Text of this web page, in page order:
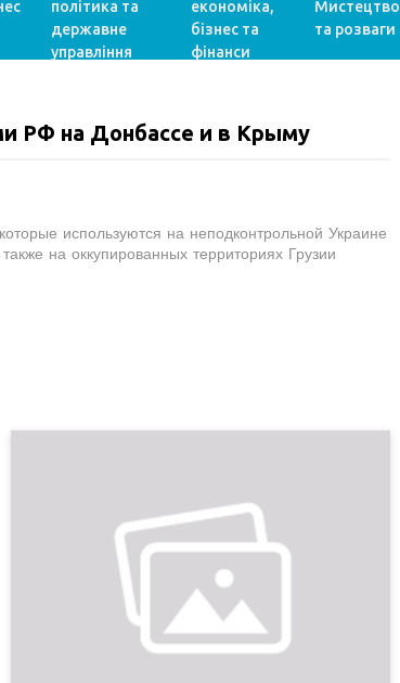
політика та
державне
управління
економіка,
бізнес та
фінанси
Мистецтво
та розваги
РФ на Донбассе и в Крыму
используются на неподконтрольной Украине
на оккупированных территориях Грузии